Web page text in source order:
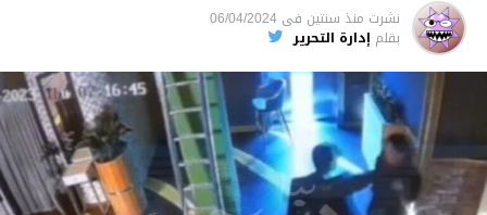
نشرت منذ سنتين فى 06/04/2024
بقلم إدارة التحرير